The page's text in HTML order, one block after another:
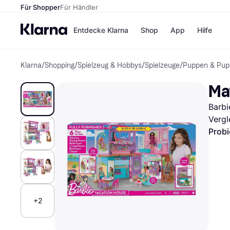
Für ShopperFür Händler
Entdecke Klarna
Zahlungsmethoden
Bezahle in bis zu 30
Tagen
Ratenzahlung
Shop
Shops
H&M
Temu
Alle Shops
App Hilfe
Klarna/Shopping/Spielzeug & Hobbys/Spielzeuge/Puppen &
+2